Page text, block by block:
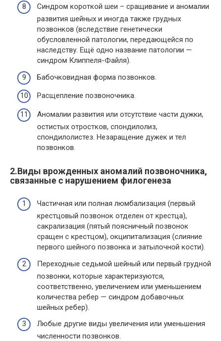
Синдром короткой шеи – сращивание и аномалии
развития шейных и иногда также грудных
позвонков (вследствие генетически
обусловленной патологии, передающейся по
наследству. Ещё одно название патологии —
синдром Клиппеля-Файля).
Бабочковидная форма позвонков.
Расщепление позвоночника.
Аномалии развития или отсутствие части дужки,
остистых отростков, спондилолиз,
спондилолистез. Незаращение дужек и тел
позвонков.
2.Виды врожденных аномалий позвоночника,
связанные с нарушением филогенеза
Частичная или полная люмбализация (первый
крестцовый позвонок отделен от крестца),
сакрализация (пятый поясничный позвонок
сращен с крестцом), окципитализация (слияние
первого шейного позвонка и затылочной кости).
Переходные седьмой шейный или первый грудной
позвонки, которые характеризуются,
соответственно, увеличением или уменьшением
количества ребер — синдром добавочных
шейных ребер).
Любые другие виды увеличения или уменьшения
численности позвонков.